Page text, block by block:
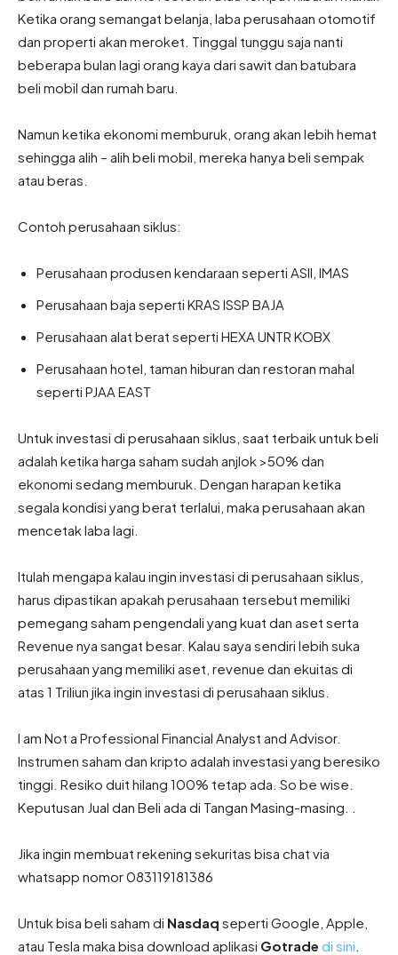
Ketika orang semangat belanja, laba perusahaan otomotif
dan properti akan meroket. Tinggal tunggu saja nanti
beberapa bulan lagi orang kaya dari sawit dan batubara
beli mobil dan rumah baru.
Namun ketika ekonomi memburuk, orang akan lebih hemat
sehingga alih – alih beli mobil, mereka hanya beli sempak
atau beras.
Contoh perusahaan siklus:
Perusahaan produsen kendaraan seperti ASII, IMAS
Perusahaan baja seperti KRAS ISSP BAJA
Perusahaan alat berat seperti HEXA UNTR KOBX
Perusahaan hotel, taman hiburan dan restoran mahal
seperti PJAA EAST
Untuk investasi di perusahaan siklus, saat terbaik untuk beli
adalah ketika harga saham sudah anjlok >50% dan
ekonomi sedang memburuk. Dengan harapan ketika
segala kondisi yang berat terlalui, maka perusahaan akan
mencetak laba lagi.
Itulah mengapa kalau ingin investasi di perusahaan siklus,
harus dipastikan apakah perusahaan tersebut memiliki
pemegang saham pengendali yang kuat dan aset serta
Revenue nya sangat besar. Kalau saya sendiri lebih suka
perusahaan yang memiliki aset, revenue dan ekuitas di
atas 1 Triliun jika ingin investasi di perusahaan siklus.
I am Not a Professional Financial Analyst and Advisor.
Instrumen saham dan kripto adalah investasi yang beresiko
tinggi. Resiko duit hilang 100% tetap ada. So be wise.
Keputusan Jual dan Beli ada di Tangan Masing-masing. .
Jika ingin membuat rekening sekuritas bisa chat via
whatsapp nomor 083119181386
Untuk bisa beli saham di Nasdaq seperti Google, Apple,
atau Tesla maka bisa download aplikasi Gotrade di sini